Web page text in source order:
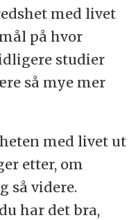
med livet
på hvor
studier
så mye mer
med livet ut
etter, om
så videre.
har det bra,